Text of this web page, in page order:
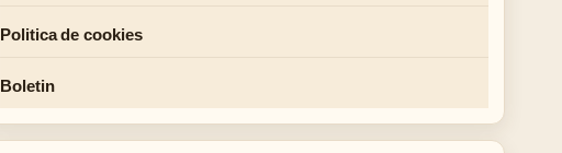
Politica de cookies
Boletin